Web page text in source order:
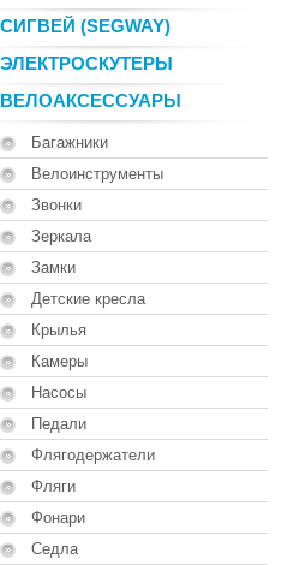
СИГВЕЙ (SEGWAY)
ЭЛЕКТРОСКУТЕРЫ
ВЕЛОАКСЕССУАРЫ
Багажники
Велоинструменты
Звонки
Зеркала
Замки
Детские кресла
Крылья
Камеры
Насосы
Педали
Флягодержатели
Фляги
Фонари
Седла